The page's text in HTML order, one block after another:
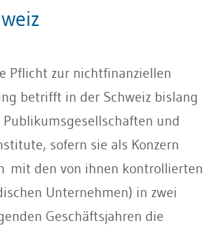
Pflicht zur nichtfinanziellen
betrifft in der Schweiz bislang
und
sofern sie als Konzern
mit den von ihnen kontrollierten
Unternehmen) in zwei
Geschäftsjahren die